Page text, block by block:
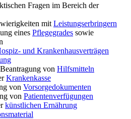
Fragen im Bereich der
mit Leistungserbringern
eines Pflegegrades sowie
und Krankenhausverträgen
von Hilfsmitteln
Krankenkasse
von Vorsorgedokumenten
von Patientenverfügungen
künstlichen Ernährung